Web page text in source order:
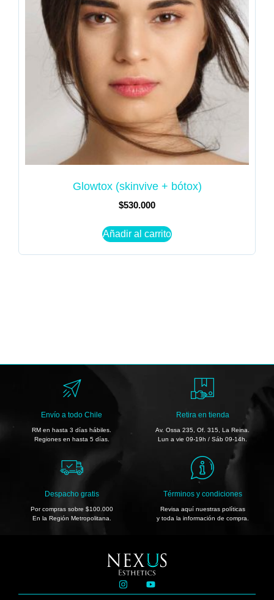
Glowtox (skinvive + bótox)
$530.000
Añadir al carrito
Retira en tienda
Av. Ossa 235, Of. 315, La Reina.
Lun a vie 09-19h / Sáb 09-14h.
Despacho gratis
Por compras sobre $100.000
En la Región Metropolitana.
Envío a todo Chile
RM en hasta 3 días hábiles.
Regiones en hasta 5 días.
Términos y condiciones
Revisa aquí nuestras políticas
y toda la información de compra.